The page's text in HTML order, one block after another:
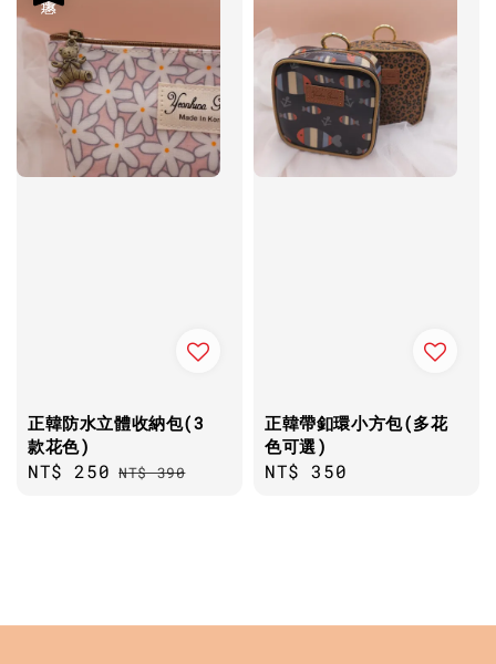
正韓防水立體收納包(3
款花色)
Sale
NT$ 250 Regular
NT$ 390
正韓帶釦環小方包(多花
色可選)
Regular
NT$ 350